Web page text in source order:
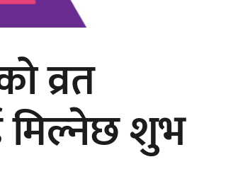
‘दुर्गा’ निर्माण गर्दै सम्राट
व्रत
मिल्नेछ शुभ